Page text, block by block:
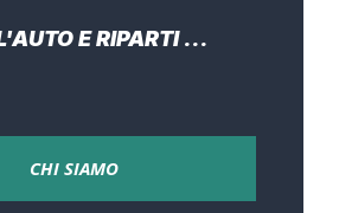
E RIPARTI ...
CHI SIAMO